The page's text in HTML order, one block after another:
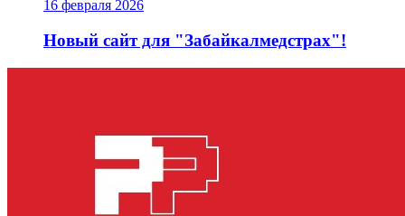
16 февраля 2026
Новый сайт для "Забайкалмедстрах"!